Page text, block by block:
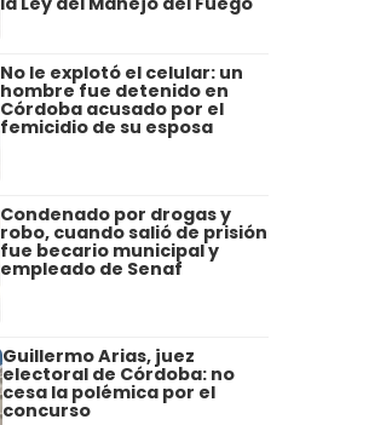
No le explotó el celular: un
hombre fue detenido en
Córdoba acusado por el
femicidio de su esposa
Condenado por drogas y
robo, cuando salió de prisión
fue becario municipal y
empleado de Senaf
Guillermo Arias, juez
electoral de Córdoba: no
cesa la polémica por el
concurso